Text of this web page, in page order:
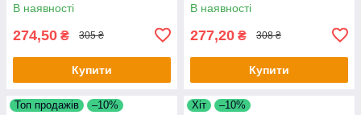
В наявності
274,50 ₴ 305 ₴
Купити
В наявності
277,20 ₴ 308 ₴
Купити
Топ продажів –10% Хіт –10%